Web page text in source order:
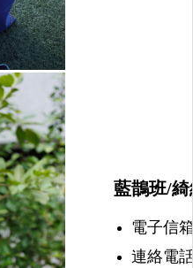
藍鵲班/綺
電子信
連絡電